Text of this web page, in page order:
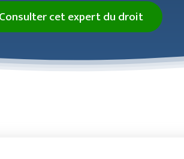
Consulter cet expert du droit